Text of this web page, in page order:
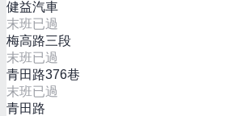
健益汽車
末班已過
梅高路三段
末班已過
青田路376巷
末班已過
青田路